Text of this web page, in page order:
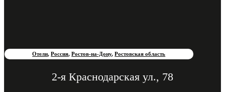
Отели,Россия,Ростов-на-Дону,Ростовская область
2-я Краснодарская ул., 78